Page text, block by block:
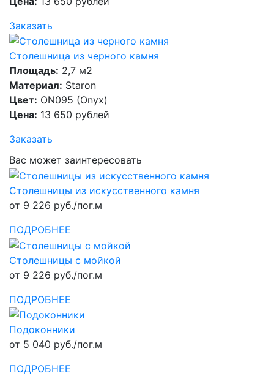
Заказать
Столешница из черного камня
Площадь: 2,7 м2
Материал: Staron
Цвет: ON095 (Onyx)
Цена: 13 650 рублей
Заказать
Вас может заинтересовать
Столешницы из искусственного камня
от 9 226 руб./пог.м
ПОДРОБНЕЕ
Столешницы с мойкой
от 9 226 руб./пог.м
ПОДРОБНЕЕ
Подоконники
от 5 040 руб./пог.м
ПОДРОБНЕЕ